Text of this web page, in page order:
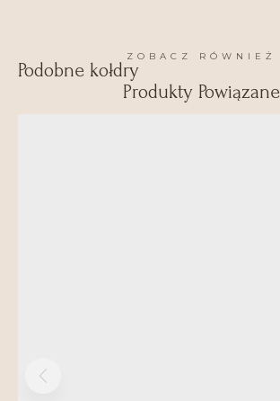
ZOBACZ RÓWNIEŻ
Podobne kołdry
Produkty Powiązane